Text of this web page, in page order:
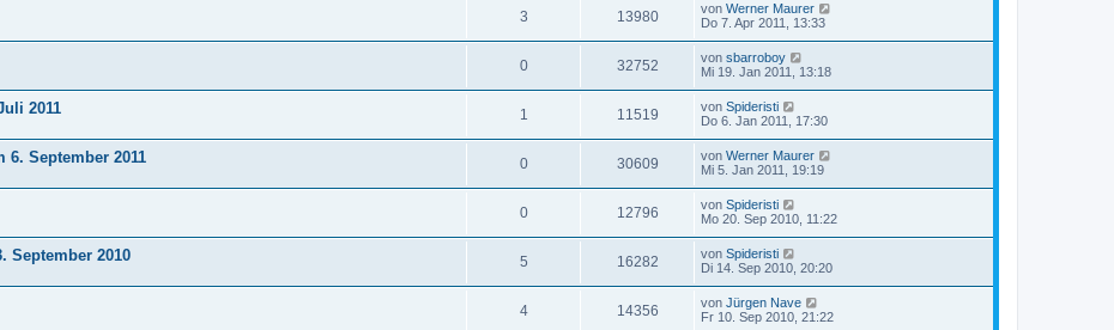
3 13980 von Werner Maurer
Do 7. Apr 2011, 13:33
0 32752 von sbarroboy
Mi 19. Jan 2011, 13:18
2011 1 11519 von Spideristi
Do 6. Jan 2011, 17:30
6. September 2011 0 30609 von Werner Maurer
Mi 5. Jan 2011, 19:19
0 12796 von Spideristi
Mo 20. Sep 2010, 11:22
September 2010 5 16282 von Spideristi
Di 14. Sep 2010, 20:20
4 14356 von Jürgen Nave
Fr 10. Sep 2010, 21:22